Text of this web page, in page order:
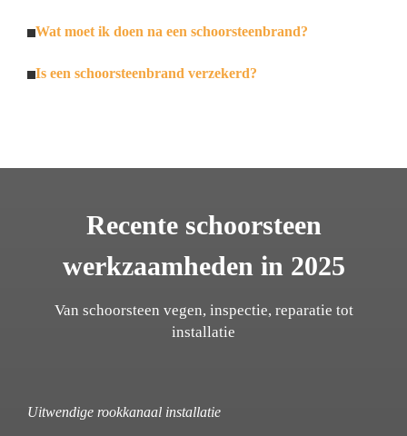
Wat moet ik doen na een schoorsteenbrand?
Is een schoorsteenbrand verzekerd?
Recente schoorsteen
werkzaamheden in 2025
Van schoorsteen vegen, inspectie, reparatie tot
installatie
Uitwendige rookkanaal installatie